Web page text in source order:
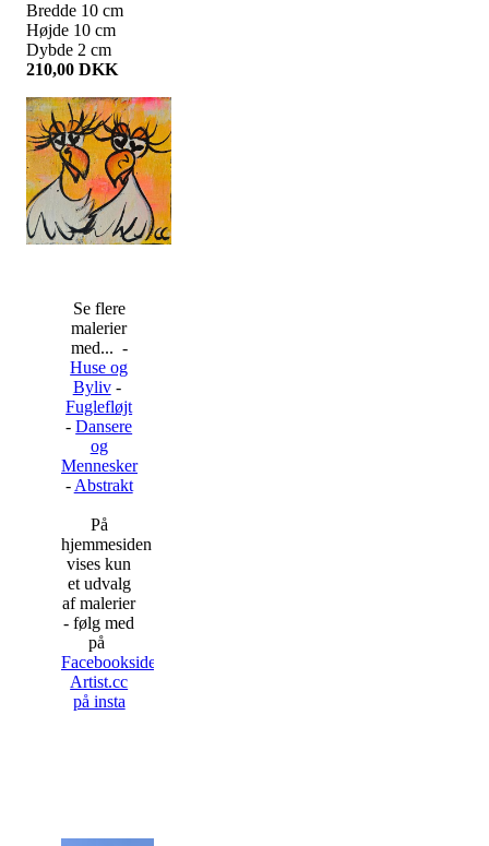
Bredde 10 cm
Højde 10 cm
Dybde 2 cm
210,00 DKK
Se flere
malerier
med... -
Huse og
Byliv-
Fuglefløjt
-Dansere
og
Mennesker
-Abstrakt
På
hjemmesiden
vises kun
et udvalg
af malerier
- følg med
på
Facebooksiden
Artist.cc
på insta